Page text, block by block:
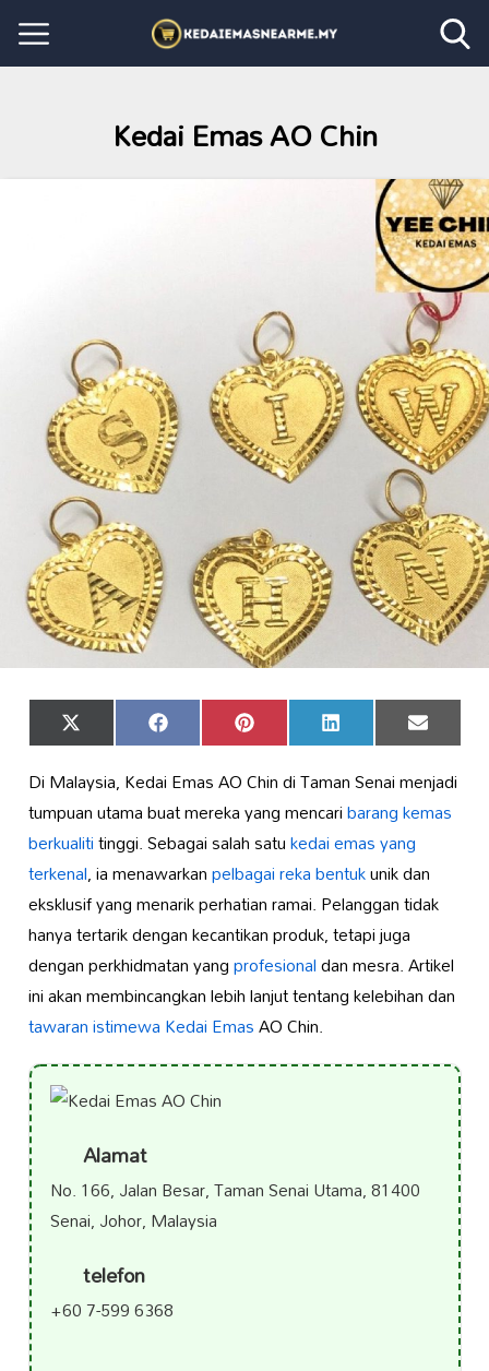
Kedai Emas AO Chin
Share
on
X
(Twitter)
Share
on
Facebook Share
on
Pinterest Share
on
LinkedIn Share
on
Email
Di Malaysia, Kedai Emas AO Chin di Taman Senai menjadi
tumpuan utama buat mereka yang mencaribarang kemas
berkualititinggi. Sebagai salah satukedai emas yang
terkenal, ia menawarkanpelbagai reka bentukunik dan
eksklusif yang menarik perhatian ramai. Pelanggan tidak
hanya tertarik dengan kecantikan produk, tetapi juga
dengan perkhidmatan yangprofesionaldan mesra. Artikel
ini akan membincangkan lebih lanjut tentang kelebihan dan
tawaran istimewa Kedai EmasAO Chin.
Alamat
No. 166, Jalan Besar, Taman Senai Utama, 81400
Senai, Johor, Malaysia
telefon
+60 7-599 6368